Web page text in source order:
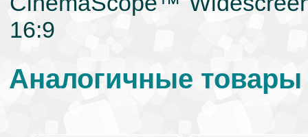
16:9
Аналогичные